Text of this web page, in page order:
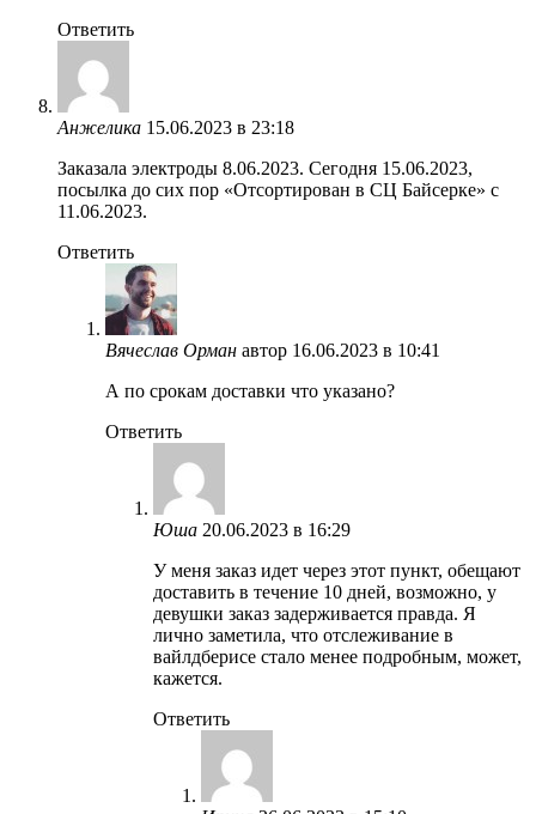
Ответить
Анжелика 15.06.2023 в 23:18
Заказала электроды 8.06.2023. Сегодня 15.06.2023,
посылка до сих пор «Отсортирован в СЦ Байсерке» с
11.06.2023.
Ответить
Вячеслав Орман автор 16.06.2023 в 10:41
А по срокам доставки что указано?
Ответить
Юша 20.06.2023 в 16:29
У меня заказ идет через этот пункт, обещают
доставить в течение 10 дней, возможно, у
девушки заказ задерживается правда. Я
лично заметила, что отслеживание в
вайлдберисе стало менее подробным, может,
кажется.
Ответить